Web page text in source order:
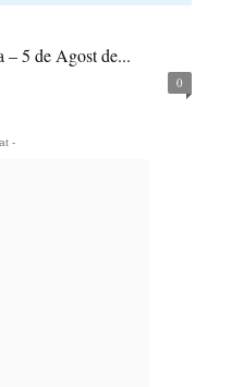
– 5 de Agost de...
0
-